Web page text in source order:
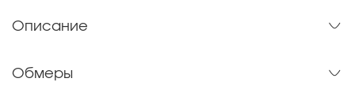
Описание
Обмеры